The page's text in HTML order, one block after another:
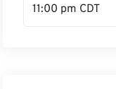
11:00 pm CDT